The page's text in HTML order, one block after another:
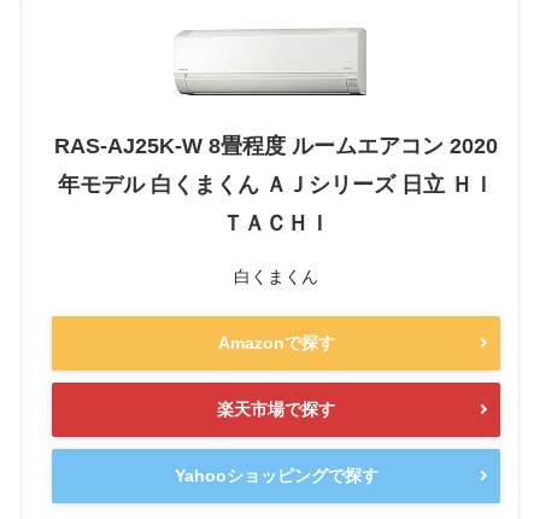
RAS-AJ25K-W 8畳程度 ルームエアコン 2020
年モデル 白くまくん ＡＪシリーズ 日立 ＨＩ
ＴＡＣＨＩ
白くまくん
Amazonで探す
楽天市場で探す
Yahooショッピングで探す